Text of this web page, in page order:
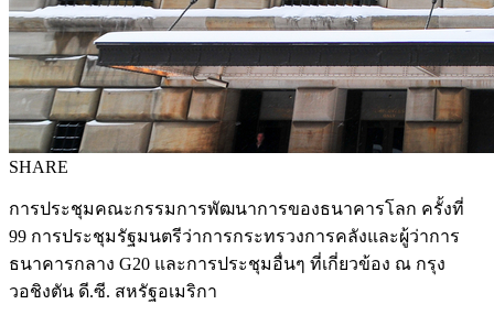
SHARE
การประชุมคณะกรรมการพัฒนาการของธนาคารโลก ครั้งที่
99 การประชุมรัฐมนตรีว่าการกระทรวงการคลังและผู้ว่าการ
ธนาคารกลาง G20 และการประชุมอื่นๆ ที่เกี่ยวข้อง ณ กรุง
วอชิงตัน ดี.ซี. สหรัฐอเมริกา